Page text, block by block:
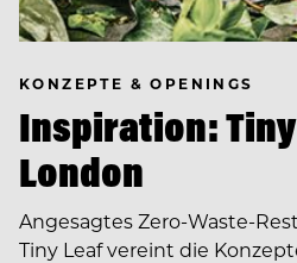
KONZEPTE & OPENINGS
Inspiration:
London
Angesagtes Zero-Waste-
Tiny Leaf vereint die